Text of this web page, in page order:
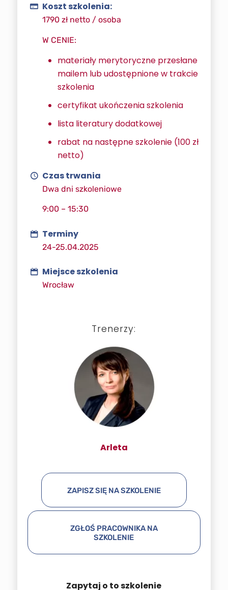
Koszt szkolenia:
1790 zł netto / osoba
W CENIE:
materiały merytoryczne przesłane
mailem lub udostępnione w trakcie
szkolenia
certyfikat ukończenia szkolenia
lista literatury dodatkowej
rabat na następne szkolenie (100 zł
netto)
Czas trwania
Dwa dni szkoleniowe
9:00 – 15:30
Terminy
24-25.04.2025
Miejsce szkolenia
Wrocław
Trenerzy:
Arleta
ZAPISZ SIĘ NA SZKOLENIE
ZGŁOŚ PRACOWNIKA NA
SZKOLENIE
Zapytaj o to szkolenie